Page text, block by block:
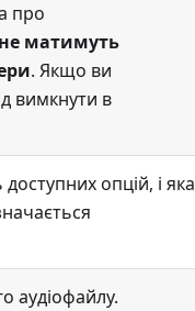
про
не матимуть
. Якщо ви
вимкнути в
опцій, і яка
аудіофайлу.